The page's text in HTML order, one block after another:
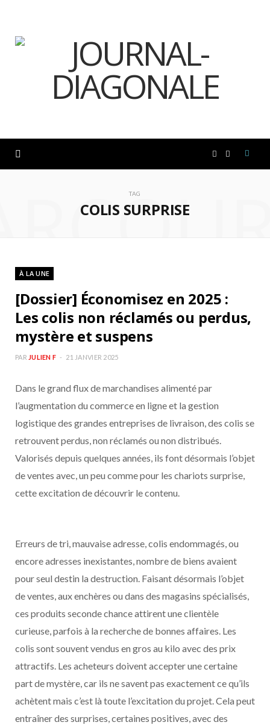
o
TAG
COLIS SURPRISE
À LA UNE
[Dossier] Économisez en 2025 :
Les colis non réclamés ou perdus,
mystère et suspens
PAR JULIEN F 21 JANVIER 2025
Dans le grand flux de marchandises alimenté par
l’augmentation du commerce en ligne et la gestion
logistique des grandes entreprises de livraison, des colis se
retrouvent perdus, non réclamés ou non distribués.
Valorisés depuis quelques années, ils font désormais l’objet
de ventes avec, un peu comme pour les chariots surprise,
cette excitation de découvrir le contenu.
Erreurs de tri, mauvaise adresse, colis endommagés, ou
encore adresses inexistantes, nombre de biens avaient
pour seul destin la destruction. Faisant désormais l’objet
de ventes, aux enchères ou dans des magasins spécialisés,
ces produits seconde chance attirent une clientèle
curieuse, parfois à la recherche de bonnes affaires. Les
colis sont souvent vendus en gros au kilo avec des prix
attractifs. Les acheteurs doivent accepter une certaine
part de mystère, car ils ne savent pas exactement ce qu’ils
achètent mais c’est là toute l’excitation du projet. Cela peut
entraîner des surprises, certaines positives, avec des